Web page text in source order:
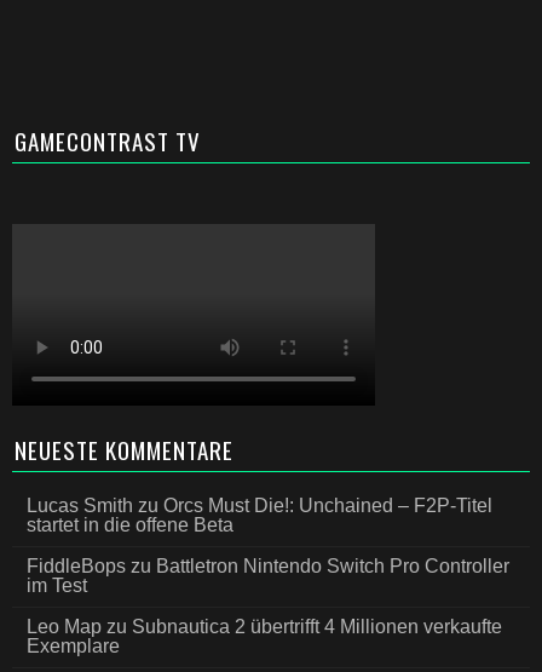
GAMECONTRAST TV
NEUESTE KOMMENTARE
Lucas Smith zu Orcs Must Die!: Unchained – F2P-Titel
startet in die offene Beta
FiddleBops zu Battletron Nintendo Switch Pro Controller
im Test
Leo Map zu Subnautica 2 übertrifft 4 Millionen verkaufte
Exemplare